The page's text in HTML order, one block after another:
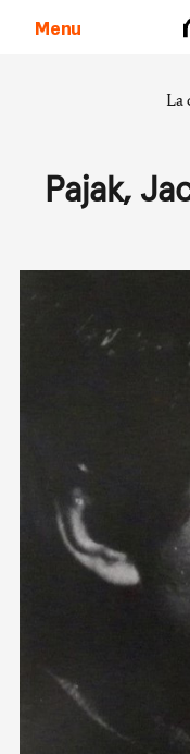
Menu
La
Pajak,